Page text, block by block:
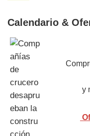
Calendario &
y